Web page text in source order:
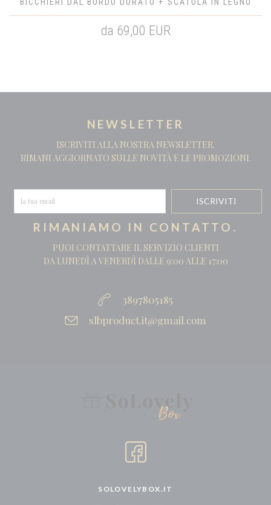
da 69,00 EUR
NEWSLETTER
ISCRIVITI ALLA NOSTRA NEWSLETTER.
RIMANI AGGIORNATO SULLE NOVITÀ E LE PROMOZIONI.
RIMANIAMO IN CONTATTO.
PUOI CONTATTARE IL SERVIZIO CLIENTI
DA LUNEDÌ A VENERDÌ DALLE 9:00 ALLE 17:00
3897805185
slbproduct.it@gmail.com
SOLOVELYBOX.IT